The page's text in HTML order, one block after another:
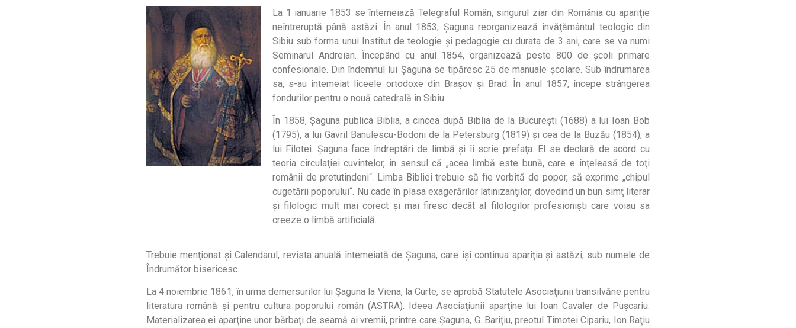
La 1 ianuarie 1853 se întemeiază Telegraful Român, singurul ziar din România cu apariţie
neîntreruptă până astăzi. În anul 1853, Şaguna reorganizează învăţământul teologic din
Sibiu sub forma unui Institut de teologie şi pedagogie cu durata de 3 ani, care se va numi
Seminarul Andreian. Începând cu anul 1854, organizează peste 800 de şcoli primare
confesionale. Din îndemnul lui Şaguna se tipăresc 25 de manuale şcolare. Sub îndrumarea
sa, s-au întemeiat liceele ortodoxe din Braşov şi Brad. În anul 1857, începe strângerea
fondurilor pentru o nouă catedrală în Sibiu.
În 1858, Şaguna publica Biblia, a cincea după Biblia de la Bucureşti (1688) a lui Ioan Bob
(1795), a lui Gavril Banulescu-Bodoni de la Petersburg (1819) şi cea de la Buzău (1854), a
lui Filotei. Şaguna face îndreptări de limbă şi îi scrie prefaţa. El se declară de acord cu
teoria circulaţiei cuvintelor, în sensul că „acea limbă este bună, care e înţeleasă de toţi
românii de pretutindeni“. Limba Bibliei trebuie să fie vorbită de popor, să exprime „chipul
cugetării poporului“. Nu cade în plasa exagerărilor latinizanţilor, dovedind un bun simţ literar
şi filologic mult mai corect şi mai firesc decât al filologilor profesionişti care voiau sa
creeze o limbă artificială.
Trebuie menţionat şi Calendarul, revista anuală întemeiată de Şaguna, care îşi continua apariţia şi astăzi, sub numele de
Îndrumător bisericesc.
La 4 noiembrie 1861, în urma demersurilor lui Şaguna la Viena, la Curte, se aprobă Statutele Asociaţiunii transilvăne pentru
literatura română şi pentru cultura poporului român (ASTRA). Ideea Asociaţiunii aparţine lui Ioan Cavaler de Puşcariu.
Materializarea ei aparţine unor bărbaţi de seamă ai vremii, printre care Şaguna, G. Bariţiu, preotul Timotei Cipariu, Ion Raţiu